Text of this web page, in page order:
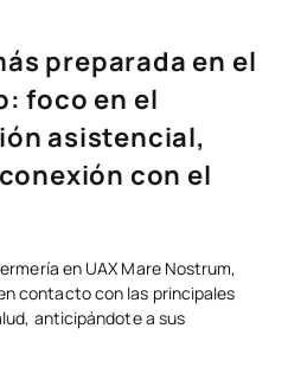
preparada en el
foco en el
asistencial,
con el
en UAX Mare Nostrum,
contacto con las principales
anticipándote a sus